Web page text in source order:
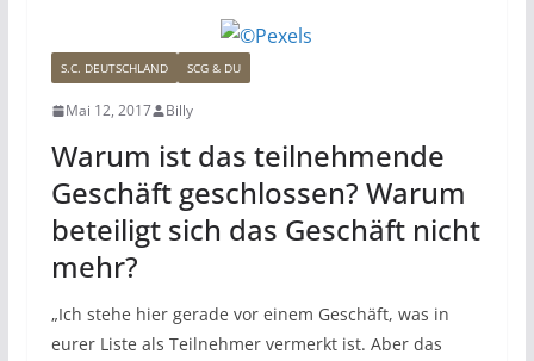
S.C. DEUTSCHLAND SCG & DU
Mai 12, 2017 Billy
Warum ist das teilnehmende
Geschäft geschlossen? Warum
beteiligt sich das Geschäft nicht
mehr?
„Ich stehe hier gerade vor einem Geschäft, was in
eurer Liste als Teilnehmer vermerkt ist. Aber das